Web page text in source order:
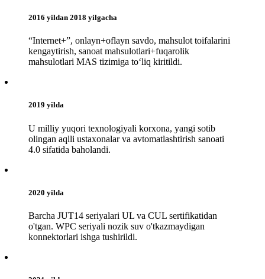
2016 yildan 2018 yilgacha
“Internet+”, onlayn+oflayn savdo, mahsulot toifalarini
kengaytirish, sanoat mahsulotlari+fuqarolik
mahsulotlari MAS tizimiga toʻliq kiritildi.
2019 yilda
U milliy yuqori texnologiyali korxona, yangi sotib
olingan aqlli ustaxonalar va avtomatlashtirish sanoati
4.0 sifatida baholandi.
2020 yilda
Barcha JUT14 seriyalari UL va CUL sertifikatidan
o'tgan. WPC seriyali nozik suv o'tkazmaydigan
konnektorlari ishga tushirildi.